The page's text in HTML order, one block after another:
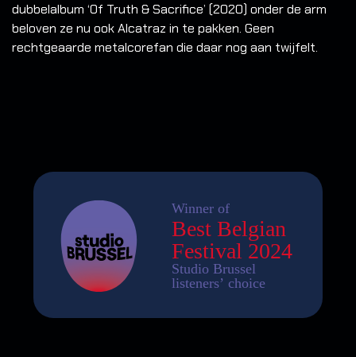
dubbelalbum ‘Of Truth & Sacrifice’ (2020) onder de arm
beloven ze nu ook Alcatraz in te pakken. Geen
rechtgeaarde metalcorefan die daar nog aan twijfelt.